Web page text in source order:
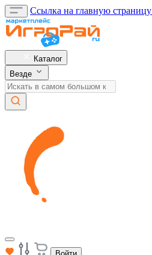
Ссылка на главную страницу
Каталог
Везде